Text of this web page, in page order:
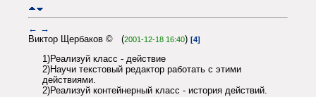
← →
Виктор Щербаков © (2001-12-18 16:40) [4]
1)Реализуй класс - действие
2)Научи текстовый редактор работать с этими
действиями.
2)Реализуй контейнерный класс - история действий.